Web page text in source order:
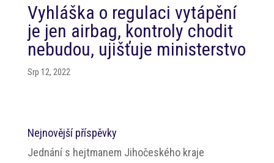
Vyhláška o regulaci vytápění
je jen airbag, kontroly chodit
nebudou, ujišťuje ministerstvo
Srp 12, 2022
Nejnovější příspěvky
Jednání s hejtmanem Jihočeského kraje